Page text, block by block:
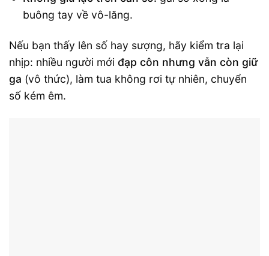
buông tay về vô-lăng.
Nếu bạn thấy lên số hay sượng, hãy kiểm tra lại
nhịp: nhiều người mới đạp côn nhưng vẫn còn giữ
ga (vô thức), làm tua không rơi tự nhiên, chuyển
số kém êm.